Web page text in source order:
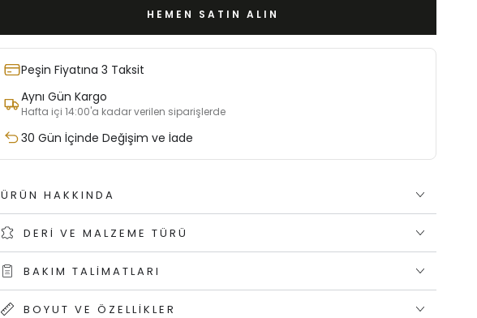
HEMEN SATIN ALIN
Peşin Fiyatına 3 Taksit
Aynı Gün Kargo
Hafta içi 14:00'a kadar verilen siparişlerde
30 Gün İçinde Değişim ve İade
ÜRÜN HAKKINDA
DERI VE MALZEME TÜRÜ
BAKIM TALIMATLARI
BOYUT VE ÖZELLIKLER